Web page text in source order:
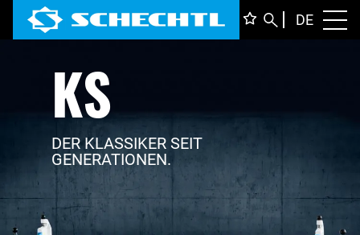
DE
KS
DER KLASSIKER SEIT
GENERATIONEN.